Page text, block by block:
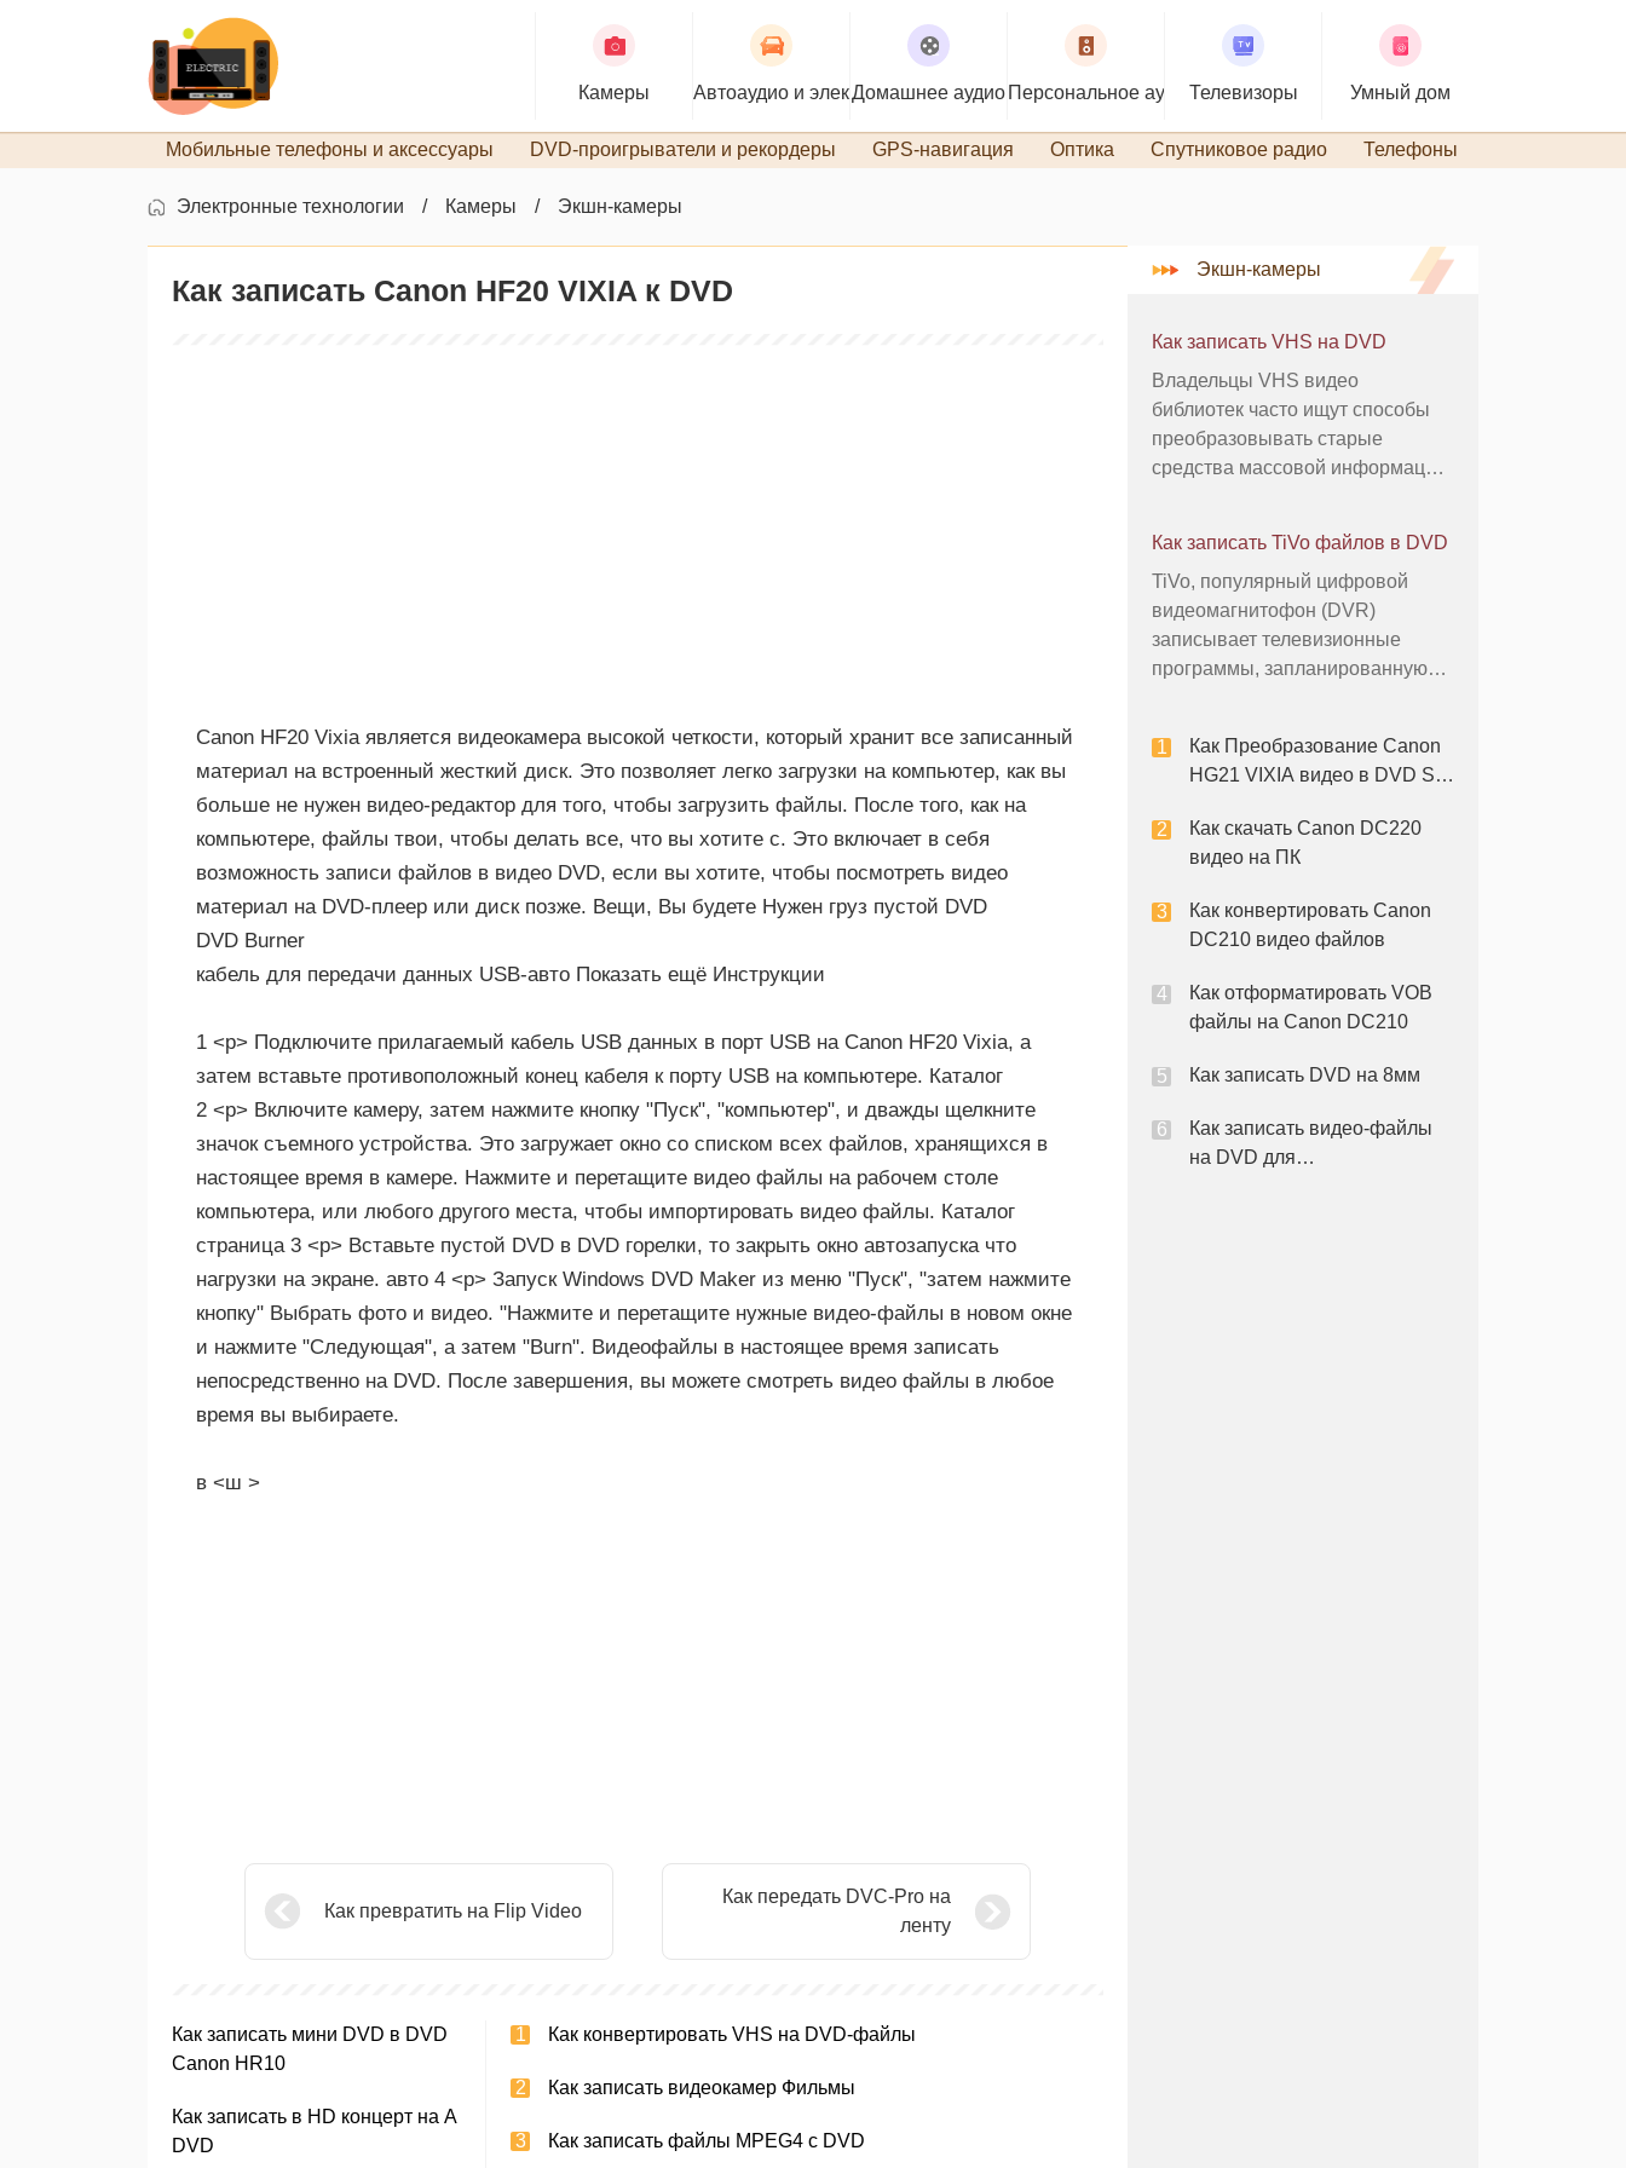
Камеры Автоаудио и электроникаДомашнее аудио Персональное аудиоТелевизоры Умный дом
Мобильные телефоны и аксессуары DVD-проигрыватели и рекордеры GPS-навигация Оптика Спутниковое радио Телефоны
Электронные технологии Камеры Экшн-камеры
Как записать Canon HF20 VIXIA к DVD
Canon HF20 Vixia является видеокамера высокой четкости, который хранит все записанный
материал на встроенный жесткий диск. Это позволяет легко загрузки на компьютер, как вы
больше не нужен видео-редактор для того, чтобы загрузить файлы. После того, как на
компьютере, файлы твои, чтобы делать все, что вы хотите с. Это включает в себя
возможность записи файлов в видео DVD, если вы хотите, чтобы посмотреть видео
материал на DVD-плеер или диск позже. Вещи, Вы будете Нужен груз пустой DVD
DVD Burner
кабель для передачи данных USB-авто Показать ещё Инструкции
1 <р> Подключите прилагаемый кабель USB данных в порт USB на Canon HF20 Vixia, а
затем вставьте противоположный конец кабеля к порту USB на компьютере. Каталог
2 <р> Включите камеру, затем нажмите кнопку "Пуск", "компьютер", и дважды щелкните
значок съемного устройства. Это загружает окно со списком всех файлов, хранящихся в
настоящее время в камере. Нажмите и перетащите видео файлы на рабочем столе
компьютера, или любого другого места, чтобы импортировать видео файлы. Каталог
страница 3 <р> Вставьте пустой DVD в DVD горелки, то закрыть окно автозапуска что
нагрузки на экране. авто 4 <р> Запуск Windows DVD Maker из меню "Пуск", "затем нажмите
кнопку" Выбрать фото и видео. "Нажмите и перетащите нужные видео-файлы в новом окне
и нажмите "Следующая", а затем "Burn". Видеофайлы в настоящее время записать
непосредственно на DVD. После завершения, вы можете смотреть видео файлы в любое
время вы выбираете.
в <ш >
Как превратить на Flip Video
Как передать DVC-Pro на
ленту
Как записать мини DVD в DVD
Canon HR10
Как записать в HD концерт на А
DVD
Как конвертировать VHS на DVD-файлы
Как записать видеокамер Фильмы
Как записать файлы MPEG4 с DVD
Экшн-камеры
Как записать VHS на DVD
Владельцы VHS видео
библиотек часто ищут способы
преобразовывать старые
средства массовой информации
DVD-диски сохраняет качество
видеокассет, прежде чем они
физически ухудшаться. Видео-
программное обеспечение для
редактирования можно внест
Как записать TiVo файлов в DVD
TiVo, популярный цифровой
видеомагнитофон (DVR)
записывает телевизионные
программы, запланированную
С помощью TiVo Desktop,
бесплатное программное
быть установлено на ПК или Mac
компьютеров, пользователи
могут
Как Преобразование Canon
HG21 VIXIA видео в DVD SP
Как скачать Canon DC220
видео на ПК
Как конвертировать Canon
DC210 видео файлов
Как отформатировать VOB
файлы на Canon DC210
Как записать DVD на 8мм
Как записать видео-файлы
на DVD для